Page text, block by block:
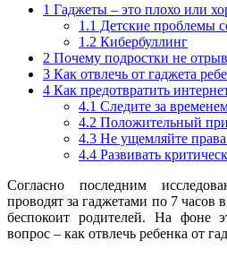
1 Гаджеты – это плохо или
1.1 Детские проблемы
1.2 Кибербуллинг
2 Почему подростки не
3 Как отвлечь от гаджета
4 Как предотвратить
4.1 Следите за
4.2 Положительный
4.3 Не ущемляйте права
4.4 Развивать
Согласно последним
проводят за гаджетами по 7 часов
беспокоит родителей. На фоне
вопрос – как отвлечь ребенка от